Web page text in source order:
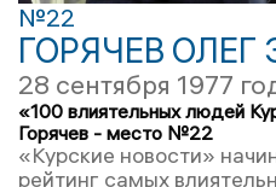
№22
ГОРЯЧЕВ
28 сентября 1977
«100 влиятельных людей
Горячев - место №22
«Курские новости»
рейтинг самых